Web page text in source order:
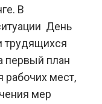
В
День
трудящихся
первый план
рабочих мест,
мер